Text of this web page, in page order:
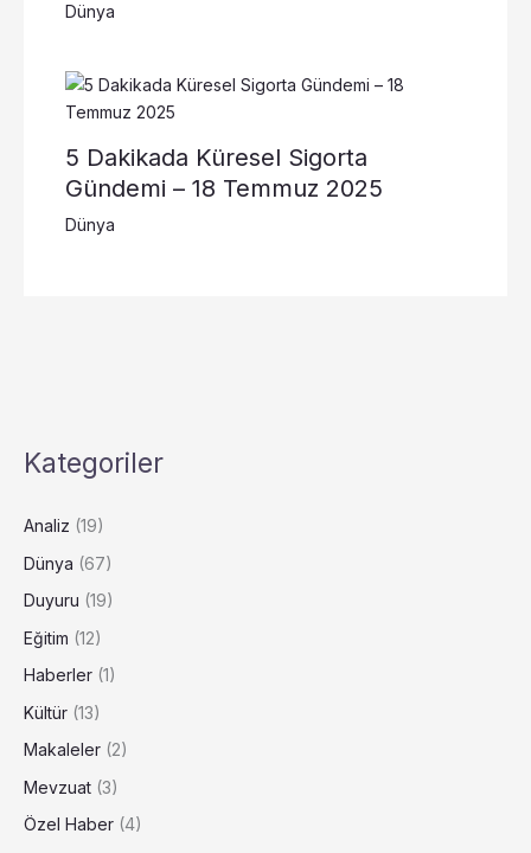
Dünya
5 Dakikada Küresel Sigorta
Gündemi – 18 Temmuz 2025
Dünya
Kategoriler
Analiz (19)
Dünya (67)
Duyuru (19)
Eğitim (12)
Haberler (1)
Kültür (13)
Makaleler (2)
Mevzuat (3)
Özel Haber (4)